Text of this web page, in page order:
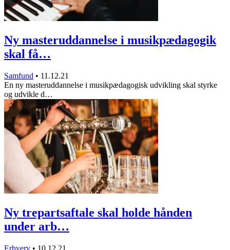
Ny masteruddannelse i musikpædagogik
skal få…
Samfund • 11.12.21
En ny masteruddannelse i musikpædagogisk udvikling skal styrke
og udvikle d…
Ny trepartsaftale skal holde hånden
under arb…
Erhverv • 10.12.21